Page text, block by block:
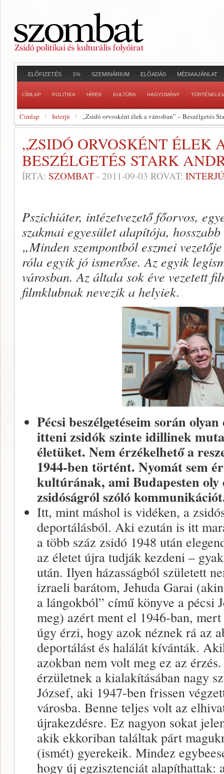
ELŐFIZETÉS 1% SZEMINÁRIUM ELŐADÁS MÉDIAAJÁNLAT
CÍMLAP POLITIKA HÍREK KULTÚRA HAGYOMÁNY
Címlap Interjú „Zsidó orvosként élek a városban” – Beszélgetés
„ZSIDÓ ORVOSKÉNT ÉLEK
BESZÉLGETÉS STARK
ÍRTA: SZOMBAT - 2011-09-03 ROVAT: INTERJÚ
Pszichiáter, intézetvezető főorvos,
szakmai egyesület alapítója,
„Minden szempontból eszmei
róla egyik jó ismerőse. Az egyik
városban. Az általa sok éve vezetett
filmklubnak nevezik a helyiek.
Pécsi beszélgetéseim során
itteni zsidók szinte idillinek
életüket. Nem érzékelhető a
1944-ben történt. Nyomát sem
kultúrának, ami Budapesten oly
zsidóságról szóló
Itt, mint máshol is vidéken, a
deportálásból. Aki ezután is itt
a több száz zsidó 1948 után
az életet újra tudják kezdeni –
után. Ilyen házasságból született
izraeli barátom, Jehuda Garai
a lángokból” című könyve a pécsi
meg) azért ment el 1946-ban,
úgy érzi, hogy azok néznek rá az
deportálást és halálát kívánták.
azokban nem volt meg ez az
érzületnek a kialakításában nagy
József, aki 1947-ben frissen
városba. Benne teljes volt az
újrakezdésre. Ez nagyon sokat
akik ekkoriban találtak párt
(ismét) gyerekeik. Mindez
hogy új egzisztenciát alapíthattak: